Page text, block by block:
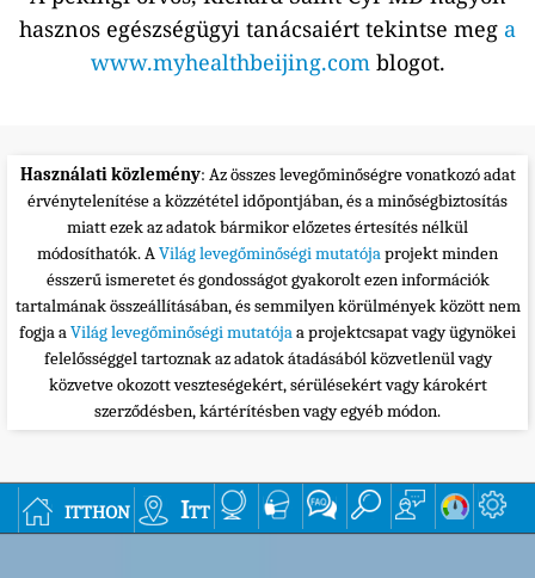
hasznos egészségügyi tanácsaiért tekintse meg a
www.myhealthbeijing.com blogot.
Használati közlemény: Az összes levegőminőségre vonatkozó adat
érvénytelenítése a közzététel időpontjában, és a minőségbiztosítás
miatt ezek az adatok bármikor előzetes értesítés nélkül
módosíthatók. AVilág levegőminőségi mutatójaprojekt minden
ésszerű ismeretet és gondosságot gyakorolt ezen információk
tartalmának összeállításában, és semmilyen körülmények között nem
fogja aVilág levegőminőségi mutatójaa projektcsapat vagy ügynökei
felelősséggel tartoznak az adatok átadásából közvetlenül vagy
közvetve okozott veszteségekért, sérülésekért vagy károkért
szerződésben, kártérítésben vagy egyéb módon.
itthon Itt